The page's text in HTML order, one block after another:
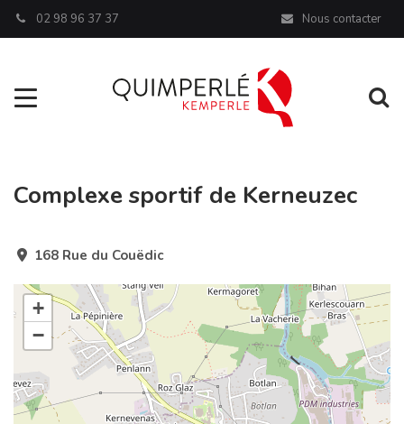
02 98 96 37 37 Nous contacter
Aller à la navigation
Complexe sportif de Kerneuzec
168 Rue du Couëdic
+
−